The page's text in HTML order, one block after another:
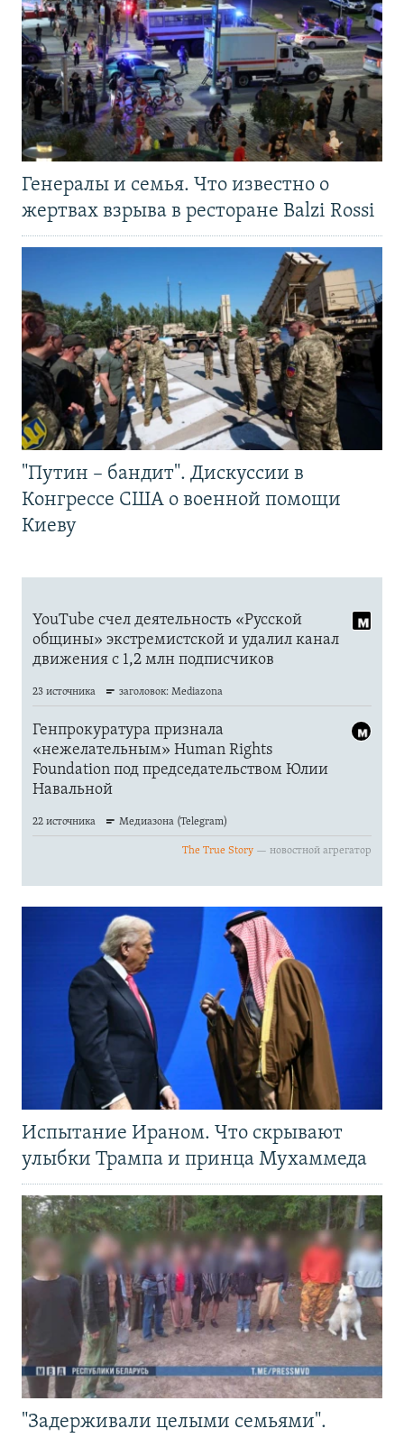
Генералы и семья. Что известно о
жертвах взрыва в ресторане Balzi Rossi
"Путин – бандит". Дискуссии в
Конгрессе США о военной помощи
Киеву
Испытание Ираном. Что скрывают
улыбки Трампа и принца Мухаммеда
"Задерживали целыми семьями".